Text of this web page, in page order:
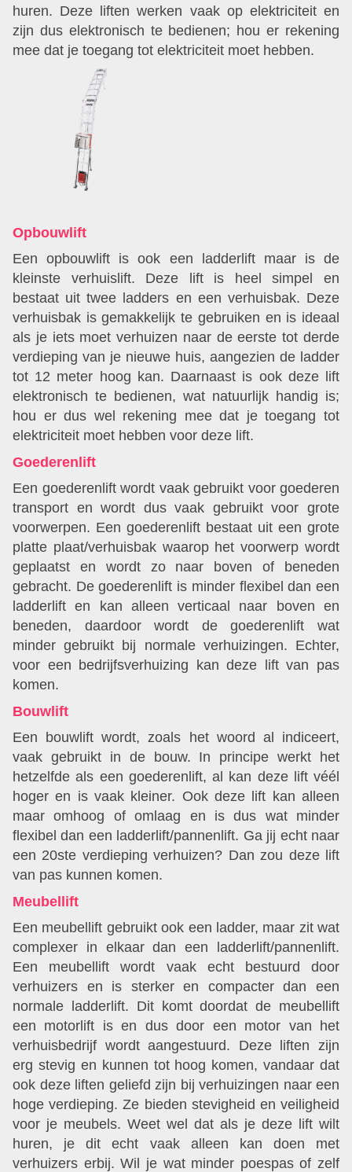
huren. Deze liften werken vaak op elektriciteit en
zijn dus elektronisch te bedienen; hou er rekening
mee dat je toegang tot elektriciteit moet hebben.
Opbouwlift
Een opbouwlift is ook een ladderlift maar is de
kleinste verhuislift. Deze lift is heel simpel en
bestaat uit twee ladders en een verhuisbak. Deze
verhuisbak is gemakkelijk te gebruiken en is ideaal
als je iets moet verhuizen naar de eerste tot derde
verdieping van je nieuwe huis, aangezien de ladder
tot 12 meter hoog kan. Daarnaast is ook deze lift
elektronisch te bedienen, wat natuurlijk handig is;
hou er dus wel rekening mee dat je toegang tot
elektriciteit moet hebben voor deze lift.
Goederenlift
Een goederenlift wordt vaak gebruikt voor goederen
transport en wordt dus vaak gebruikt voor grote
voorwerpen. Een goederenlift bestaat uit een grote
platte plaat/verhuisbak waarop het voorwerp wordt
geplaatst en wordt zo naar boven of beneden
gebracht. De goederenlift is minder flexibel dan een
ladderlift en kan alleen verticaal naar boven en
beneden, daardoor wordt de goederenlift wat
minder gebruikt bij normale verhuizingen. Echter,
voor een bedrijfsverhuizing kan deze lift van pas
komen.
Bouwlift
Een bouwlift wordt, zoals het woord al indiceert,
vaak gebruikt in de bouw. In principe werkt het
hetzelfde als een goederenlift, al kan deze lift véél
hoger en is vaak kleiner. Ook deze lift kan alleen
maar omhoog of omlaag en is dus wat minder
flexibel dan een ladderlift/pannenlift. Ga jij echt naar
een 20ste verdieping verhuizen? Dan zou deze lift
van pas kunnen komen.
Meubellift
Een meubellift gebruikt ook een ladder, maar zit wat
complexer in elkaar dan een ladderlift/pannenlift.
Een meubellift wordt vaak echt bestuurd door
verhuizers en is sterker en compacter dan een
normale ladderlift. Dit komt doordat de meubellift
een motorlift is en dus door een motor van het
verhuisbedrijf wordt aangestuurd. Deze liften zijn
erg stevig en kunnen tot hoog komen, vandaar dat
ook deze liften geliefd zijn bij verhuizingen naar een
hoge verdieping. Ze bieden stevigheid en veiligheid
voor je meubels. Weet wel dat als je deze lift wilt
huren, je dit echt vaak alleen kan doen met
verhuizers erbij. Wil je wat minder poespas of zelf